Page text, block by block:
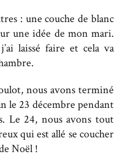
: une couche de blanc
une idée de mon mari.
laissé faire et cela va
nous avons terminé
le 23 décembre pendant
Le 24, nous avons tout
qui est allé se coucher
Noël !